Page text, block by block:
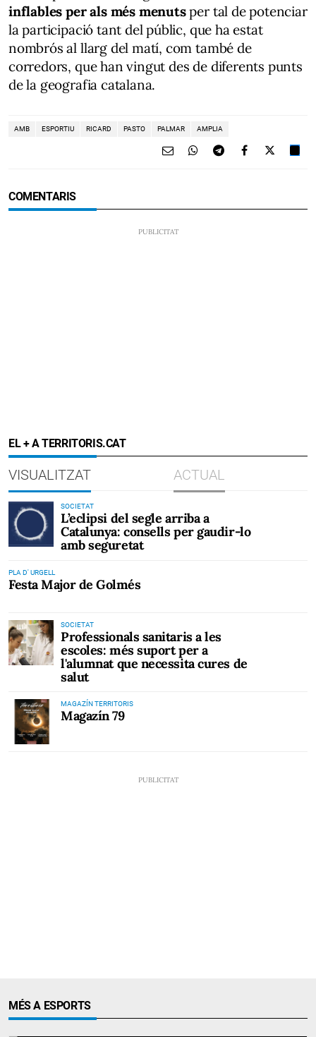
inflables per als més menutsper tal de potenciar
la participació tant del públic, que ha estat
nombrós al llarg del matí, com també de
corredors, que han vingut des de diferents punts
de la geografia catalana.
AMB ESPORTIU RICARD PASTO PALMAR AMPLIA
COMENTARIS
EL + A TERRITORIS.CAT
VISUALITZAT ACTUAL
SOCIETAT
L’eclipsi del segle arriba a
Catalunya: consells per gaudir-lo
amb seguretat
PLA D' URGELL
Festa Major de Golmés
SOCIETAT
Professionals sanitaris a les
escoles: més suport per a
l'alumnat que necessita cures de
salut
MAGAZÍN TERRITORIS
Magazín 79
MÉS A ESPORTS